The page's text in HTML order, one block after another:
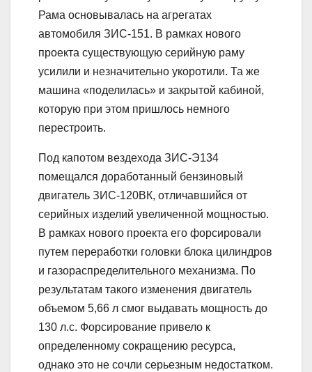
Рама основывалась на агрегатах
автомобиля ЗИС-151. В рамках нового
проекта существующую серийную раму
усилили и незначительно укоротили. Та же
машина «поделилась» и закрытой кабиной,
которую при этом пришлось немного
перестроить.
Под капотом вездехода ЗИС-Э134
помещался доработанный бензиновый
двигатель ЗИС-120ВК, отличавшийся от
серийных изделий увеличенной мощностью.
В рамках нового проекта его форсировали
путем переработки головки блока цилиндров
и газораспределительного механизма. По
результатам такого изменения двигатель
объемом 5,66 л смог выдавать мощность до
130 л.с. Форсирование привело к
определенному сокращению ресурса,
однако это не сочли серьезным недостатком.